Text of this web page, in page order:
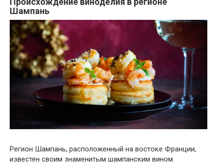
Шампань
Регион Шампань, расположенный на востоке Франции,
известен своим знаменитым шампанским вином.